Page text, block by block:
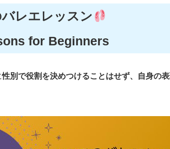
レエレッスン
for Beginners
性別で役割を決めつけることはせず、自身の